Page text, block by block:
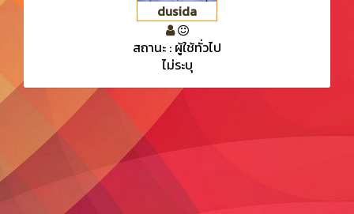
dusida
สถานะ : ผู้ใช้ทั่วไป
ไม่ระบุ